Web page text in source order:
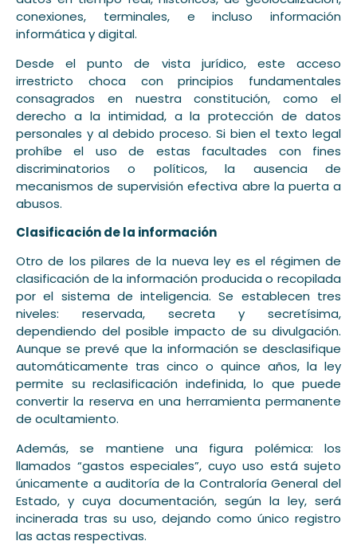
conexiones, terminales, e incluso información
informática y digital.
Desde el punto de vista jurídico, este acceso
irrestricto choca con principios fundamentales
consagrados en nuestra constitución, como el
derecho a la intimidad, a la protección de datos
personales y al debido proceso. Si bien el texto legal
prohíbe el uso de estas facultades con fines
discriminatorios o políticos, la ausencia de
mecanismos de supervisión efectiva abre la puerta a
abusos.
Clasificación de la información
Otro de los pilares de la nueva ley es el régimen de
clasificación de la información producida o recopilada
por el sistema de inteligencia. Se establecen tres
niveles: reservada, secreta y secretísima,
dependiendo del posible impacto de su divulgación.
Aunque se prevé que la información se desclasifique
automáticamente tras cinco o quince años, la ley
permite su reclasificación indefinida, lo que puede
convertir la reserva en una herramienta permanente
de ocultamiento.
Además, se mantiene una figura polémica: los
llamados “gastos especiales”, cuyo uso está sujeto
únicamente a auditoría de la Contraloría General del
Estado, y cuya documentación, según la ley, será
incinerada tras su uso, dejando como único registro
las actas respectivas.